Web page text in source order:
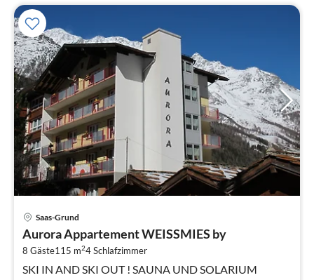
Saas-Grund
Aurora Appartement WEISSMIES by
8 Gäste115 m24Schlafzimmer
SKI IN AND SKI OUT ! SAUNA UND SOLARIUM